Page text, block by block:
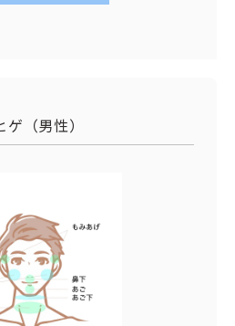
ゲ（男性）